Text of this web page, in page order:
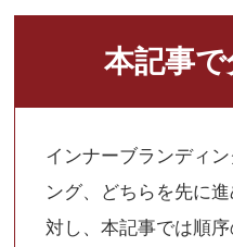
本記事
インナーブランディ
ング、どちらを先に
対し、本記事では順